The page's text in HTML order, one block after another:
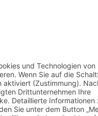
Künstler der
für internationale
1967 bis 1970 an der
an der St. Martin
er als Dozent an der
als Professor an der